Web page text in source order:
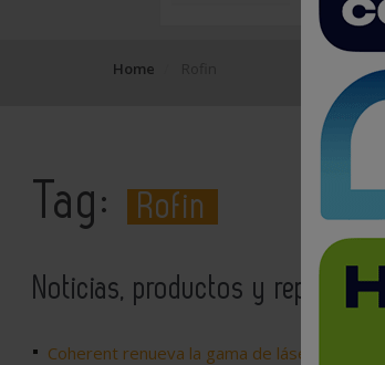
Home
Tag: Rofin
Noticias, productos y
Coherent renueva la gama de láser